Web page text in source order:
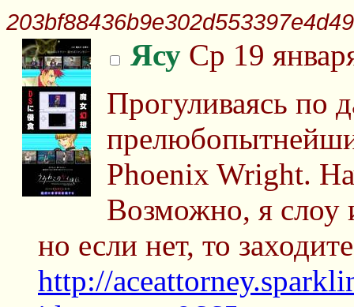
Ясу Ср 19
Прогуливаясь по
Phoenix Wright.
Возможно, я слоу
но если нет, то
http://